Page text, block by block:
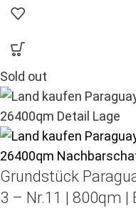
Sold out
Grundstück
3 – Nr.11 | 800qm |